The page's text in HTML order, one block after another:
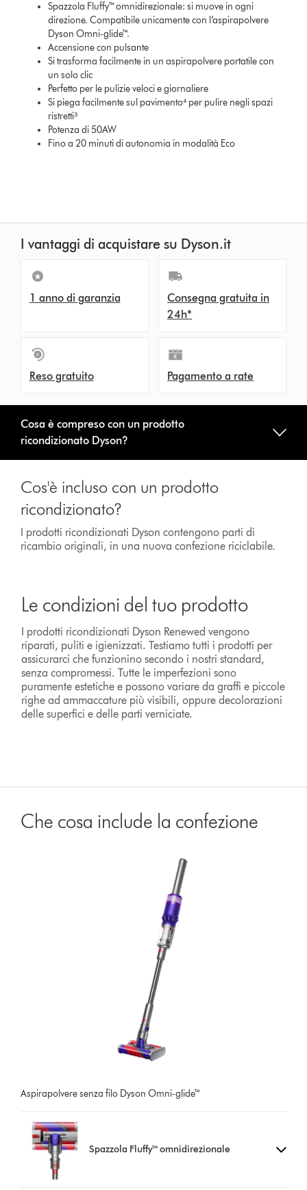
Spazzola Fluffy™ omnidirezionale: si muove in ogni
direzione. Compatibile unicamente con l’aspirapolvere
Dyson Omni-glide™.
Accensione con pulsante
Si trasforma facilmente in un aspirapolvere portatile con
un solo clic
Perfetto per le pulizie veloci e giornaliere
Si piega facilmente sul pavimento⁴ per pulire negli spazi
ristretti³
Potenza di 50AW
Fino a 20 minuti di autonomia in modalità Eco
I vantaggi di acquistare su Dyson.it
1 anno di garanzia
Consegna gratuita in
24h*
Reso gratuito Pagamento a rate
Cosa è compreso con un prodotto
ricondizionato Dyson?
Cos'è incluso con un prodotto
ricondizionato?
I prodotti ricondizionati Dyson contengono parti di
ricambio originali, in una nuova confezione riciclabile.
Le condizioni del tuo prodotto
I prodotti ricondizionati Dyson Renewed vengono
riparati, puliti e igienizzati. Testiamo tutti i prodotti per
assicurarci che funzionino secondo i nostri standard,
senza compromessi. Tutte le imperfezioni sono
puramente estetiche e possono variare da graffi e piccole
righe ad ammaccature più visibili, oppure decolorazioni
delle superfici e delle parti verniciate.
Che cosa include la confezione
Aspirapolvere senza filo Dyson Omni-glide™
Spazzola Fluffy™ omnidirezionale